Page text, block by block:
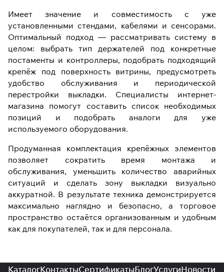
Имеет значение и совместимость с уже
установленными стендами, кабелями и сенсорами.
Оптимальный подход — рассматривать систему в
целом: выбрать тип держателей под конкретные
постаменты и контроллеры, подобрать подходящий
крепёж под поверхность витрины, предусмотреть
удобство обслуживания и периодической
перестройки выкладки. Специалисты интернет-
магазина помогут составить список необходимых
позиций и подобрать аналоги для уже
используемого оборудования.
Продуманная комплектация крепёжных элементов
позволяет сократить время монтажа и
обслуживания, уменьшить количество аварийных
ситуаций и сделать зону выкладки визуально
аккуратной. В результате техника демонстрируется
максимально наглядно и безопасно, а торговое
пространство остаётся организованным и удобным
как для покупателей, так и для персонала.
КаталогКонтактыСертификатыБлогУслугиНовости